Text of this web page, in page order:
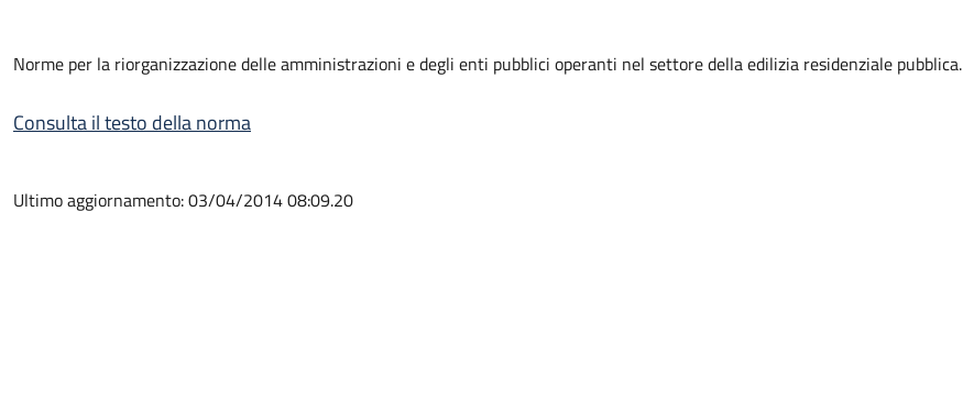
Norme per la riorganizzazione delle amministrazioni e degli enti pubblici operanti nel settore della edilizia residenziale pubblica.
Consulta il testo della norma
Ultimo aggiornamento: 03/04/2014 08:09.20